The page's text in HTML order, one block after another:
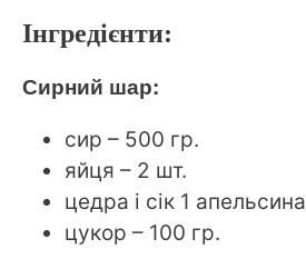
Інгредієнти:
Сирний шар:
сир – 500 гр.
яйця – 2 шт.
цедра і сік 1 апельсина
цукор – 100 гр.